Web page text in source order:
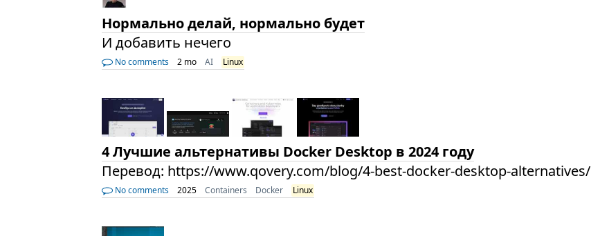
Нормально делай, нормально будет
И добавить нечего
No comments 2 mo AI Linux
4 Лучшие альтернативы Docker Desktop в 2024 году
Перевод: https://www.qovery.com/blog/4-best-docker-desktop-alternatives/
No comments 2025 Containers Docker Linux